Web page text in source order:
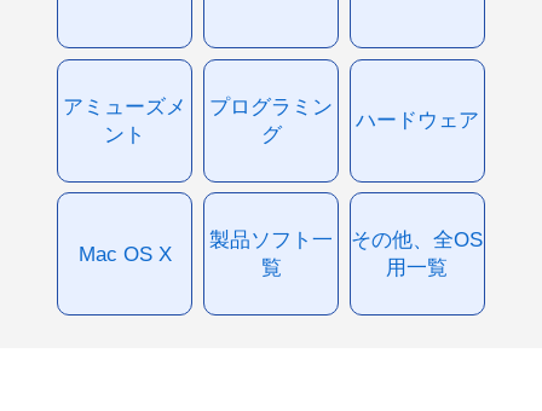
アミューズメ
ント
プログラミン
グ
ハードウェア
Mac OS X
製品ソフト一
覧
その他、全OS
用一覧